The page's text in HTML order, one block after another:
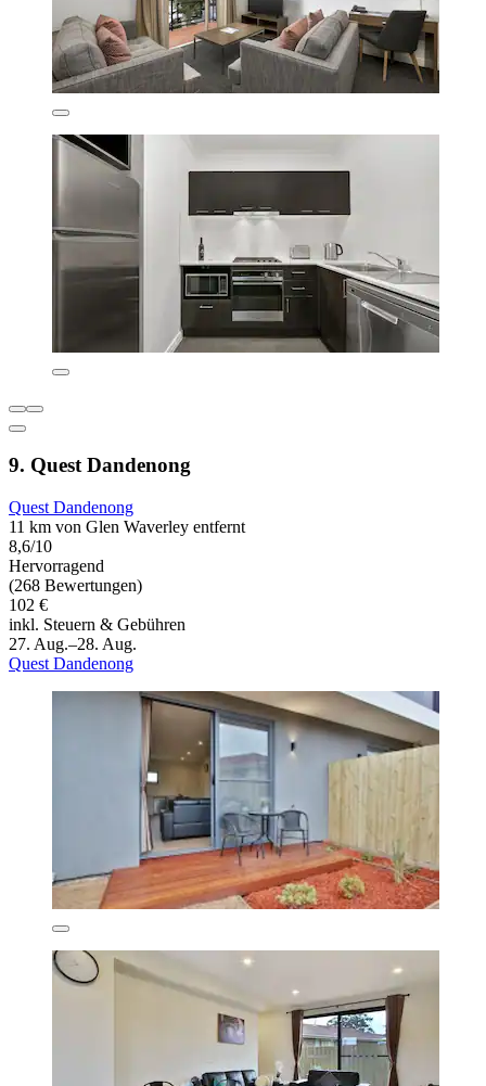
9. Quest Dandenong
Quest Dandenong
11 km von Glen Waverley entfernt
8,6/10
Hervorragend
(268 Bewertungen)
102 €
inkl. Steuern & Gebühren
27. Aug.–28. Aug.
Quest Dandenong